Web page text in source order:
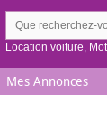
Location voiture,
Mes Annonces